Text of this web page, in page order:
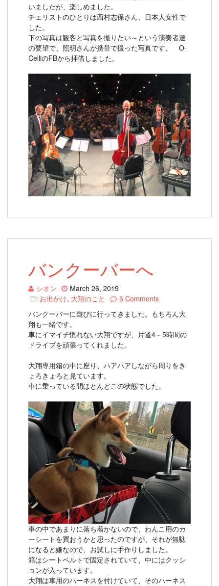
いましたが、楽しめました。
チェリストのひとりは西村志保さん、日本人女性で
した。
下の写真は観客と写真を撮りたい～という演奏者達
の要望で、照明さんが携帯で撮った写真です。 O-
CelliのFBから拝借しました。
バンクーバーへ
シオン
March 26, 2019
お出かけ, 大翔のこと
6 Comments
バンクーバーに遊びに行ってきました。もちろん大
翔も一緒です。
車にイマイチ慣れない大翔ですが、片道4－5時間の
ドライブを頑張ってくれました。
大翔専用箱の中に座り、ハアハアしながら周りをき
ょろきょろと見ています。
車に乗っている間ほとんどこの状態でした。
車の中であまりに落ち着かないので、わんこ用のカ
ーシートを買おうかと思ったのですが、それが無駄
になると嫌なので、お試しに手作りしました。
箱はシートベルトで固定されていて、中にはクッシ
ョンが入っています。
大翔は車用のハーネスを付けていて、そのハーネス